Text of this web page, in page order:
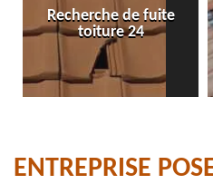
Recherche de fuite
toiture 24
ENTREPRISE